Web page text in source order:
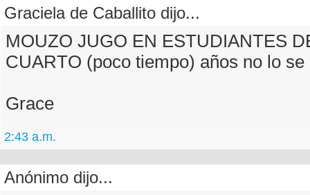
Graciela de Caballito dijo...
MOUZO JUGO EN ESTUDIANTES
CUARTO (poco tiempo) años no lo se
Grace
2:43 a.m.
Anónimo dijo...